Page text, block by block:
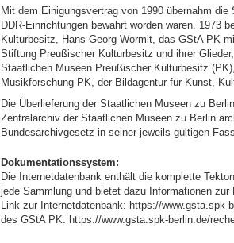
Mit dem Einigungsvertrag von 1990 übernahm
DDR-Einrichtungen bewahrt worden waren. 1973
Kulturbesitz, Hans-Georg Wormit, das GStA PK
Stiftung Preußischer Kulturbesitz und ihrer
Staatlichen Museen Preußischer Kulturbesitz
Musikforschung PK, der Bildagentur für Kunst,
Die Überlieferung der Staatlichen Museen zu
Zentralarchiv der Staatlichen Museen zu Berlin
Bundesarchivgesetz in seiner jeweils gültigen
Dokumentationssystem:
Die Internetdatenbank enthält die komplette
jede Sammlung und bietet dazu Informationen
Link zur Internetdatenbank: https://
des GStA PK: https://www.gsta.spk-berlin.de/